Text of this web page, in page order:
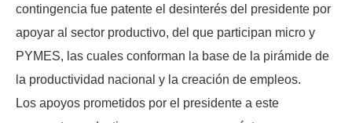
contingencia fue patente el desinterés del presidente por
apoyar al sector productivo, del que participan micro y
PYMES, las cuales conforman la base de la pirámide de
la productividad nacional y la creación de empleos.
Los apoyos prometidos por el presidente a este